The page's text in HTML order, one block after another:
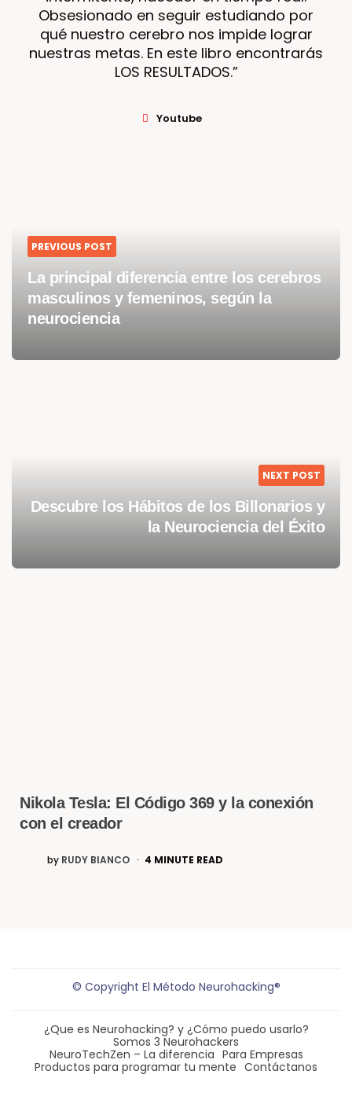
Obsesionado en seguir estudiando por
qué nuestro cerebro nos impide lograr
nuestras metas. En este libro encontrarás
LOS RESULTADOS.”
Youtube
PREVIOUS POST
La principal diferencia entre los cerebros
masculinos y femeninos, según la
neurociencia
NEXT POST
Descubre los Hábitos de los Billonarios y
la Neurociencia del Éxito
Nikola Tesla: El Código 369 y la conexión
con el creador​
by RUDY BIANCO 4 MINUTE READ
© Copyright El Método Neurohacking®
¿Que es Neurohacking? y ¿Cómo puedo usarlo?
Somos 3 Neurohackers
NeuroTechZen – La diferencia Para Empresas
Productos para programar tu mente Contáctanos